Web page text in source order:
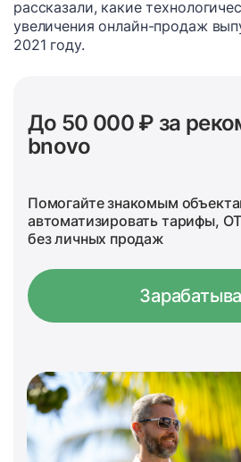
рассказали, какие
увеличения онлайн-продаж
2021 году.
До 50 000 ₽ за
bnovo
Помогайте знакомым
автоматизировать тарифы,
без личных продаж